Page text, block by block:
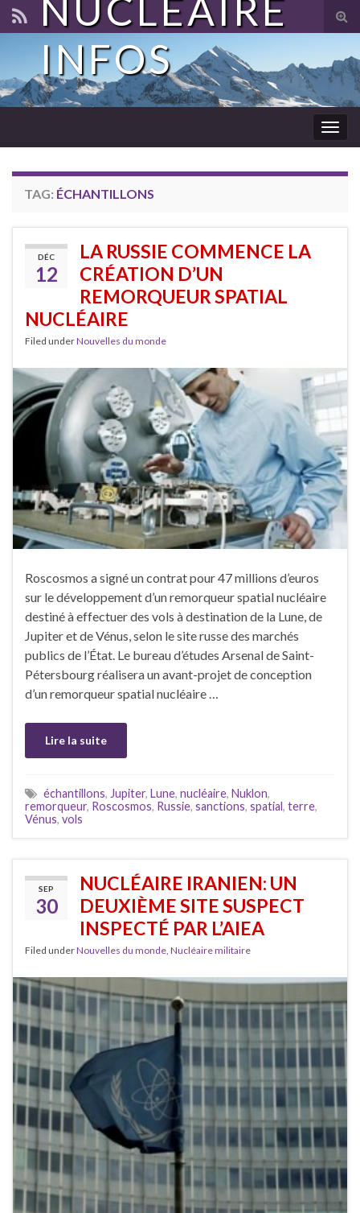
NUCLÉAIRE
INFOS
TAG: ÉCHANTILLONS
DÉC
12
LA RUSSIE COMMENCE LA
CRÉATION D’UN
REMORQUEUR SPATIAL
NUCLÉAIRE
Filed underNouvelles du monde
Roscosmos a signé un contrat pour 47 millions d’euros
sur le développement d’un remorqueur spatial nucléaire
destiné à effectuer des vols à destination de la Lune, de
Jupiter et de Vénus, selon le site russe des marchés
publics de l’État. Le bureau d’études Arsenal de Saint-
Pétersbourg réalisera un avant-projet de conception
d’un remorqueur spatial nucléaire …
Lire la suite
échantillons, Jupiter, Lune, nucléaire, Nuklon,
remorqueur, Roscosmos, Russie, sanctions, spatial, terre,
Vénus, vols
SEP
30
NUCLÉAIRE IRANIEN: UN
DEUXIÈME SITE SUSPECT
INSPECTÉ PAR L’AIEA
Filed underNouvelles du monde Nucléaire militaire